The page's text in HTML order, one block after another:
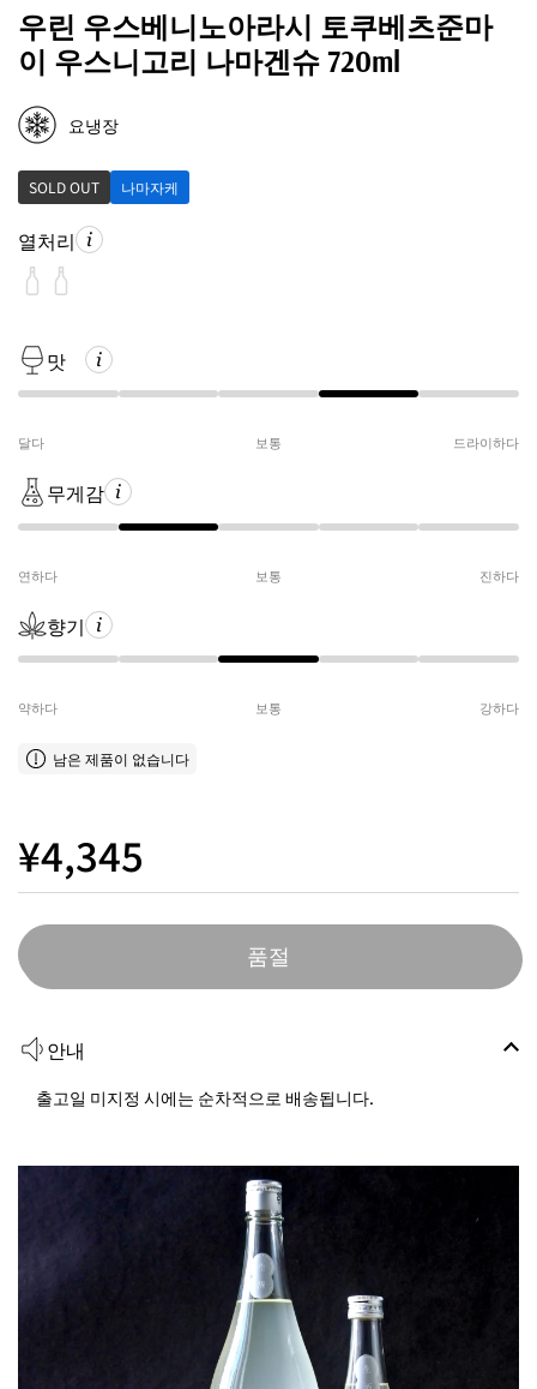
우린 우스베니노아라시 토쿠베츠준마
이 우스니고리 나마겐슈 720ml
요냉장
SOLD OUT 나마자케
열처리
맛
달다 보통 드라이하다
무게감
연하다 보통 진하다
향기
약하다 보통 강하다
남은 제품이 없습니다
¥4,345
품절
안내
출고일 미지정 시에는 순차적으로 배송됩니다.